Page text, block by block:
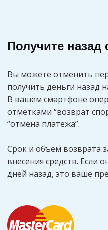
Получите назад
Вы можете отменить
получить деньги назад
В вашем смартфоне
отметками “возврат
“отмена платежа”.
Срок и объем возврата
внесения средств. Если
дней назад, это ваше